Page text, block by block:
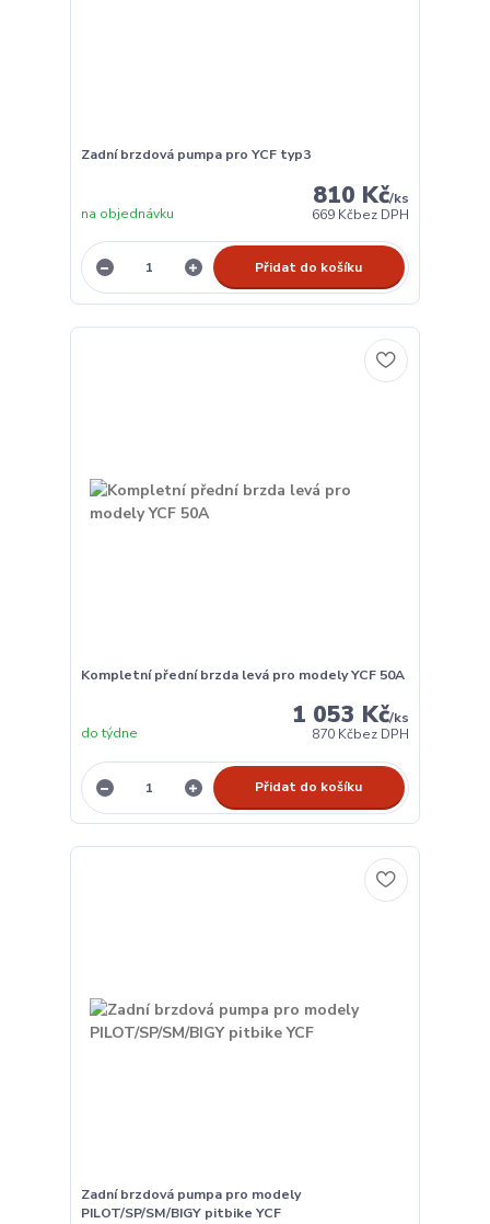
Zadní brzdová pumpa pro YCF typ3
810 Kč/ks
669 Kčbez DPH
na objednávku
Přidat do košíku
Kompletní přední brzda levá pro modely YCF 50A
1 053 Kč/ks
870 Kčbez DPH
do týdne
Přidat do košíku
Zadní brzdová pumpa pro modely
PILOT/SP/SM/BIGY pitbike YCF